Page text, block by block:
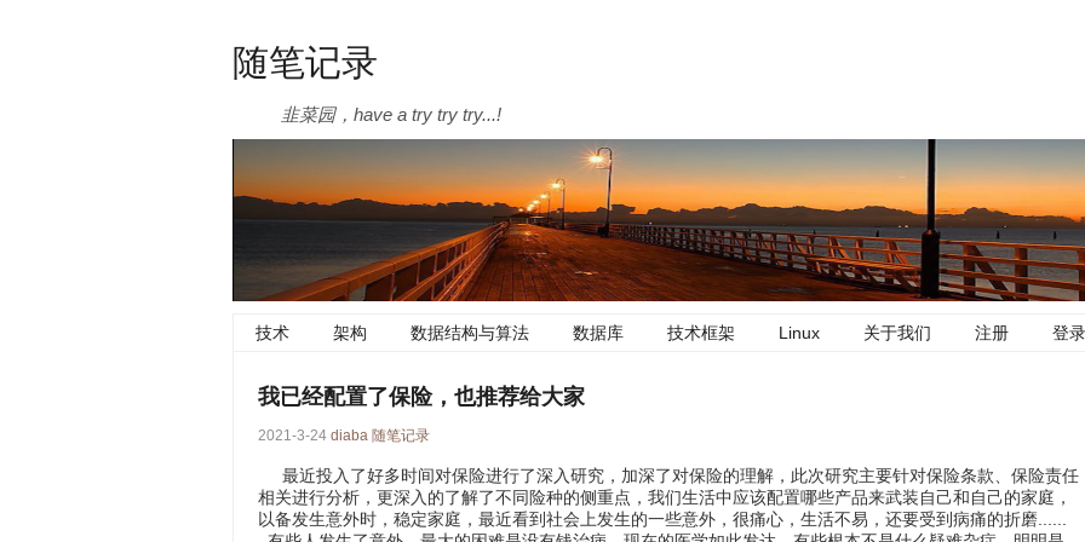
随笔记录
韭菜园，have a try try try...!
技术 架构 数据结构与算法 数据库 技术框架 Linux 关于我们 注册 登录
我已经配置了保险，也推荐给大家
2021-3-24 diaba 随笔记录
最近投入了好多时间对保险进行了深入研究，加深了对保险的理解，此次研究主要针对保险条款、保险责任
相关进行分析，更深入的了解了不同险种的侧重点，我们生活中应该配置哪些产品来武装自己和自己的家庭，
以备发生意外时，稳定家庭，最近看到社会上发生的一些意外，很痛心，生活不易，还要受到病痛的折磨......